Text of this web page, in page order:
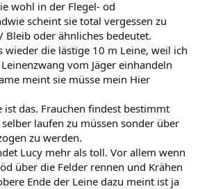
wohl in der Flegel- od
scheint sie total vergessen zu
Bleib oder ähnliches bedeutet.
wieder die lästige 10 m Leine, weil ich
vom Jäger einhandeln
meint sie müsse mein Hier
ist das. Frauchen findest bestimmt
laufen zu müssen sonder über
zu werden.
Lucy mehr als toll. Vor allem wenn
über die Felder rennen und Krähen
Ende der Leine dazu meint ist ja